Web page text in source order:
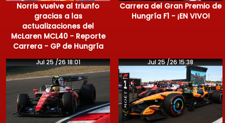
Norris vuelve al triunfo
gracias a las
actualizaciones del
McLaren MCL40 - Reporte
Carrera - GP de Hungría
Carrera del Gran Premio de
Hungría F1 - ¡EN VIVO!
Jul 25 /26 18:01 Jul 25 /26 15:38